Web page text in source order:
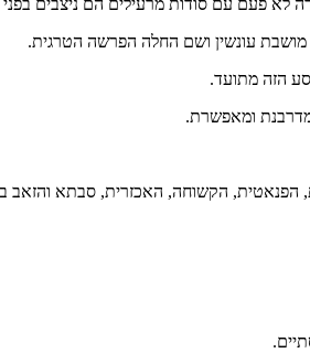
לא פעם עם סודות מרעילים הם ניצבים
עונשין ושם החלה הפרשה הטרגית.
הזה מתועד.
ומאפשרת.
הקשוחה, האכזרית, סבתא והזאב